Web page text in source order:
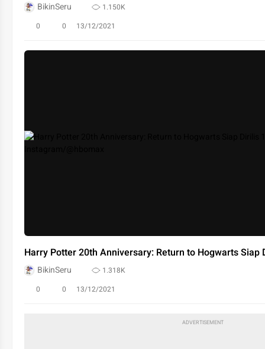
BikinSeru
1.150K
0
0 13/12/2021
Harry Potter 20th Anniversary: Return to Hogwarts Siap
BikinSeru
1.318K
0
0 13/12/2021